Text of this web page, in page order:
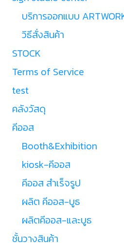
บริการออกแบบ
วิธีสั่งสินค้า
STOCK
Terms of Service
test
คลังวัสดุ
คีออส
Booth&Exhibition
kiosk-คีออส
คีออส สำเร็จรูป
ผลิต คีออส-บูธ
ผลิตคีออส-และบูธ
ชั้นวางสินค้า